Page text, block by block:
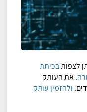
לצפותבכיתת
. את העותק
ולהזמין עותק